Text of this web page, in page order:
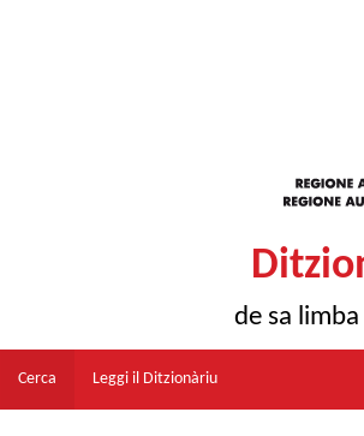
de sa
Cerca Leggi il Ditzionàriu